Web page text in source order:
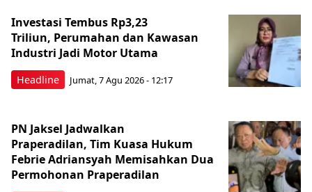
Headline
Investasi Tembus Rp3,23
Triliun, Perumahan dan Kawasan
Industri Jadi Motor Utama
Jumat, 7 Agu 2026 - 12:17
PN Jaksel Jadwalkan
Praperadilan, Tim Kuasa Hukum
Febrie Adriansyah Memisahkan Dua
Permohonan Praperadilan